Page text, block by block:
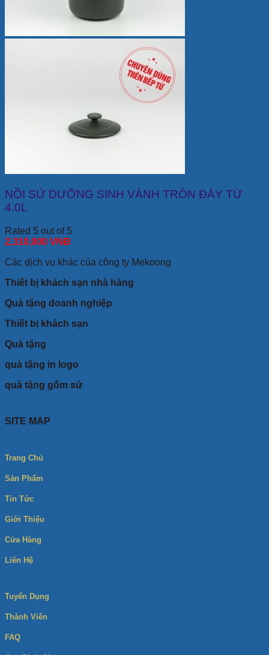
NỒI SỨ DƯỠNG SINH VÀNH TRÒN ĐÁY TỪ
4.0L
Rated 5 out of 5
2,310,000 VNĐ
Các dịch vụ khác của công ty Mekoong
Thiết bị khách sạn nhà hàng
Quà tặng doanh nghiệp
Thiết bị khách sạn
Quà tặng
quà tặng in logo
quà tặng gốm sứ
SITE MAP
Trang Chủ
Sản Phẩm
Tin Tức
Giới Thiệu
Cửa Hàng
Liên Hệ
Tuyển Dụng
Thành Viên
FAQ